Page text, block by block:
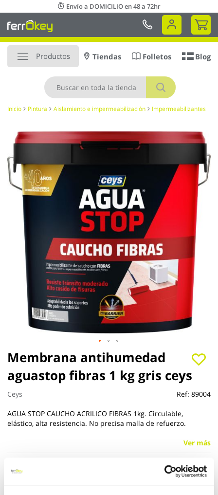
al
contenido
Envío a DOMICILIO en 48 a 72hr
Mi
Productos
Buscar
Tiendas Folletos Blog
Inicio Pintura Aislamiento e impermeabilización Impermeabilizantes
Membrana antihumedad
aguastop fibras 1 kg gris ceys
Ceys Ref: 89004
AGUA STOP CAUCHO ACRILICO FIBRAS 1kg. Circulable,
elástico, alta resistencia. No precisa malla de refuerzo.
Ver más
8,20 €
Saltar
final
de
la
galería
imágenes
Saltar
al
comienzo
de
la
galería
de
imágenes